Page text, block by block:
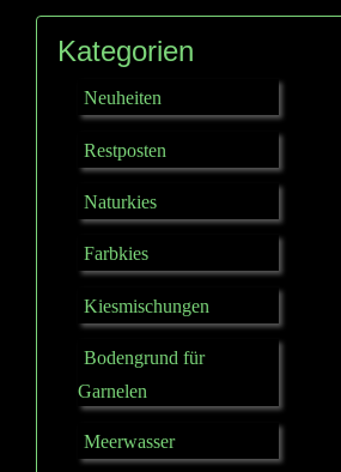
Kategorien
Neuheiten
Restposten
Naturkies
Farbkies
Kiesmischungen
Bodengrund für
Garnelen
Meerwasser